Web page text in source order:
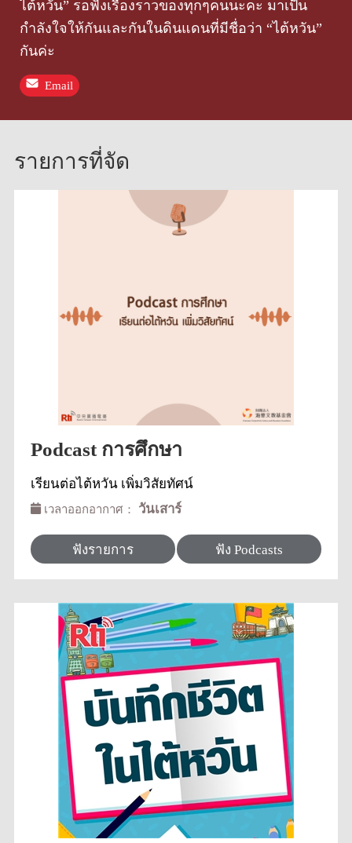
ไต้หวัน” รอฟังเรื่องราวของทุกๆคนนะคะ มาเป็น
กำลังใจให้กันและกันในดินแดนที่มีชื่อว่า “ไต้หวัน”
กันค่ะ
Email
รายการที่จัด
Podcast การศึกษา
เรียนต่อไต้หวัน เพิ่มวิสัยทัศน์
เวลาออกอากาศ： วันเสาร์
ฟังรายการ ฟัง Podcasts